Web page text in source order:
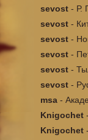
sevost - Р.
sevost -
sevost -
sevost -
sevost -
sevost -
msa -
Knigochet -
Knigochet -